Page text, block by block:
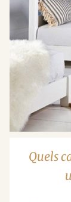
Quels